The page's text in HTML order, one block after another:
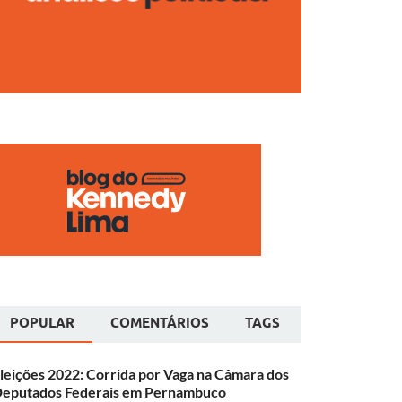
POPULAR COMENTÁRIOS TAGS
2022: Corrida por Vaga na Câmara dos
Federais em Pernambuco